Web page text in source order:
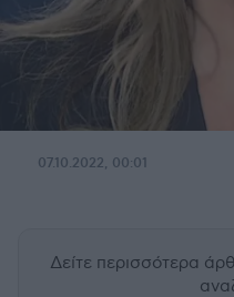
07.10.2022, 00:01
Δείτε περισσότερα